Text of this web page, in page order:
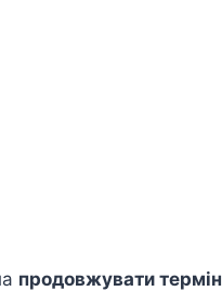
продовжувати термін